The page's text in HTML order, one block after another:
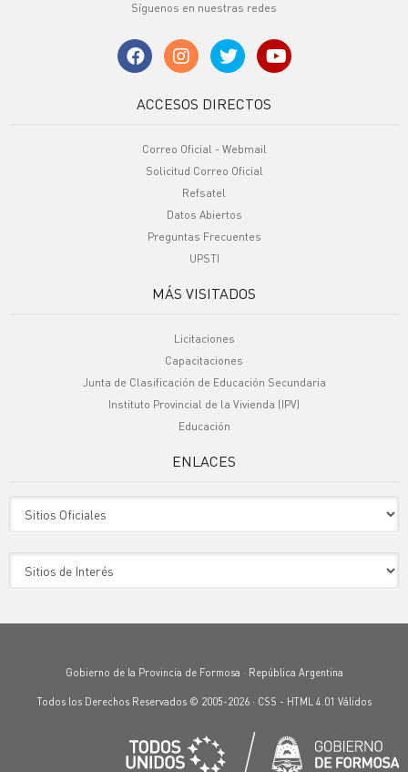
Síguenos en nuestras redes
ACCESOS DIRECTOS
Correo Oficial - Webmail
Solicitud Correo Oficial
Refsatel
Datos Abiertos
Preguntas Frecuentes
UPSTI
MÁS VISITADOS
Licitaciones
Capacitaciones
Junta de Clasificación de Educación Secundaria
Instituto Provincial de la Vivienda (IPV)
Educación
ENLACES
Gobierno de la Provincia de Formosa · República Argentina
Todos los Derechos Reservados © 2005-2026 · CSS - HTML 4.01 Válidos